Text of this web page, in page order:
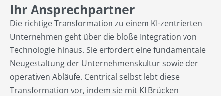
Ihr Ansprechpartner
Die richtige Transformation zu einem KI-zentrierten
Unternehmen geht über die bloße Integration von
Technologie hinaus. Sie erfordert eine fundamentale
Neugestaltung der Unternehmenskultur sowie der
operativen Abläufe. Centrical selbst lebt diese
Transformation vor, indem sie mit KI Brücken